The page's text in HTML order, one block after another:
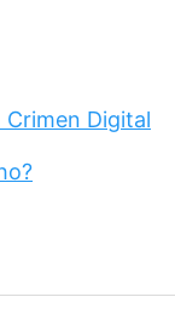
Crimen Digital